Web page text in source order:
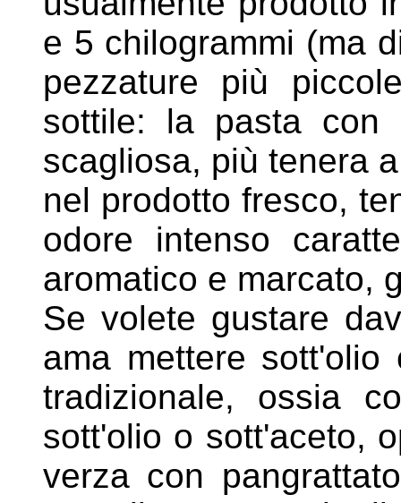
e 5 chilogrammi (ma
pezzature più
sottile: la pasta con
scagliosa, più tenera
nel prodotto fresco,
odore intenso
aromatico e marcato,
Se volete gustare
ama mettere
tradizionale, ossia
sott'olio o sott'aceto,
verza con